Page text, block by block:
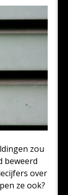
zou
beweerd
over
ze ook?